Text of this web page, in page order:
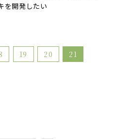
を開発したい
19 20 21